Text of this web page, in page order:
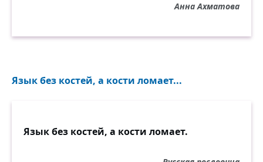
Анна Ахматова
Язык без костей, а кости ломает...
Язык без костей, а кости ломает.